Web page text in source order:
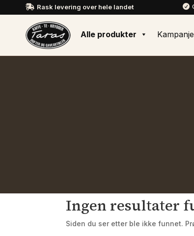
 Rask levering over hele landet 
Alle produkter
Ingen resultater
Siden du ser etter ble ikke funnet.